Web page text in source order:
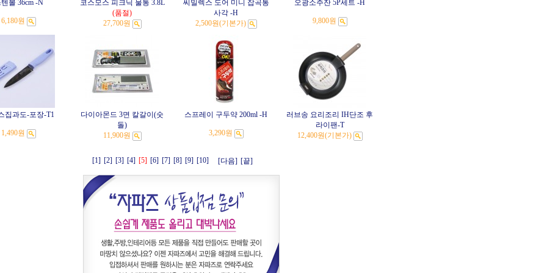
볼 36cm -N
6,180원
코스모스 피크닉 물통 3.8L
(품절)
27,700원
씨밀렉스 도어 미니 잡곡통
사각 -H
2,500원(기본가)
오광소주잔 5P세트 -H
9,800원
집과도-포장-T1
1,490원
다이아몬드 3면 칼갈이(숫
돌)
11,900원
스프레이 구두약 200ml -H
3,290원
러브송 요리조리 IH단조 후
라이팬-T
12,400원(기본가)
[1] [2] [3] [4] [5] [6] [7] [8] [9] [10] [다음] [끝]